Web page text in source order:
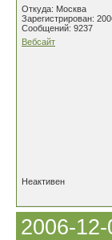
Откуда: Москва
Зарегистрирован:
Сообщений: 9237
Вебсайт
Неактивен
2006-